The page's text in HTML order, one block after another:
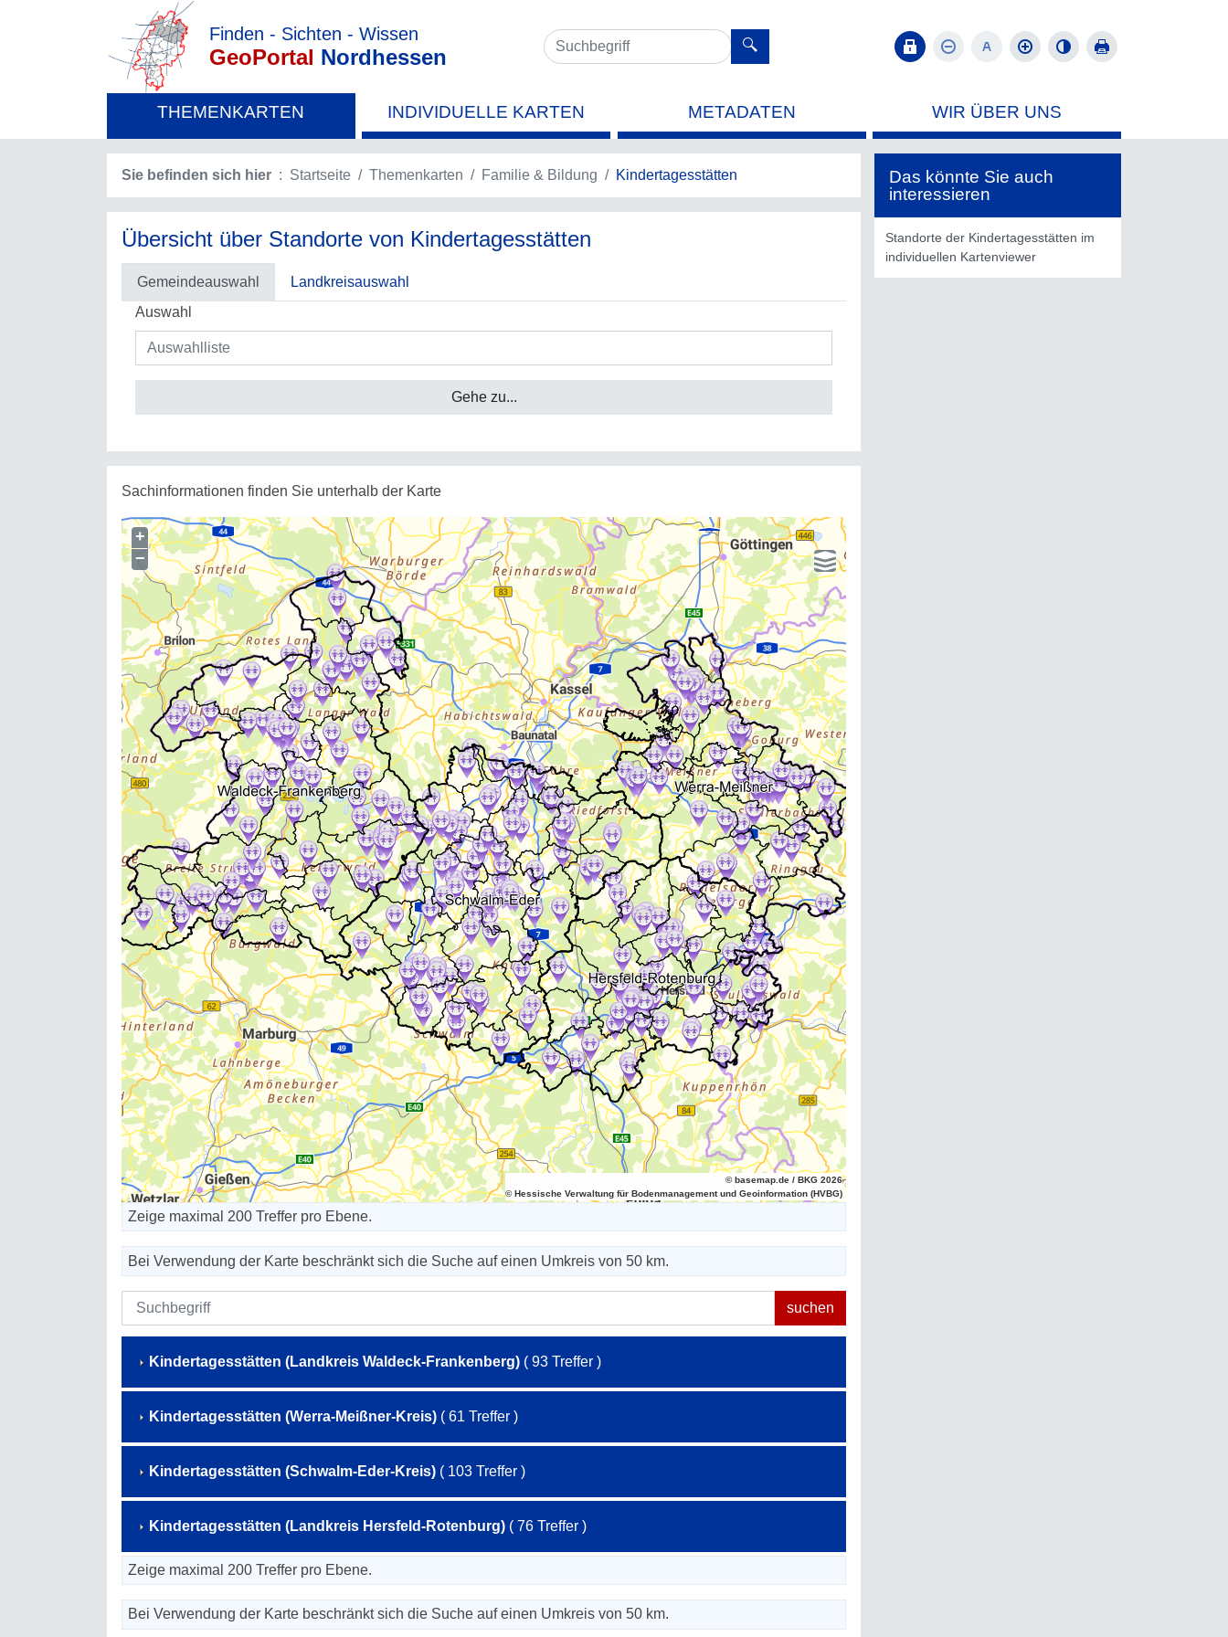
Finden - Sichten - Wissen
GeoPortal Nordhessen
THEMENKARTEN INDIVIDUELLE KARTEN METADATEN WIR ÜBER UNS
Sie befinden sich hier Startseite Themenkarten Familie & Bildung Kindertagesstätten
Übersicht über Standorte von Kindertagesstätten
Gemeindeauswahl
Landkreisauswahl
Auswahl
Gehe zu...
Sachinformationen finden Sie unterhalb der Karte
+
−
© basemap.de / BKG 2026
© Hessische Verwaltung für Bodenmanagement und Geoinformation (HVBG)
Zeige maximal 200 Treffer pro Ebene.
Bei Verwendung der Karte beschränkt sich die Suche auf einen Umkreis von 50 km.
Kindertagesstätten (Landkreis Waldeck-Frankenberg) ( 93 Treffer )
Kindertagesstätten (Werra-Meißner-Kreis) ( 61 Treffer )
Kindertagesstätten (Schwalm-Eder-Kreis) ( 103 Treffer )
Kindertagesstätten (Landkreis Hersfeld-Rotenburg) ( 76 Treffer )
Zeige maximal 200 Treffer pro Ebene.
Bei Verwendung der Karte beschränkt sich die Suche auf einen Umkreis von 50 km.
Das könnte Sie auch
interessieren
Standorte der Kindertagesstätten im
individuellen Kartenviewer